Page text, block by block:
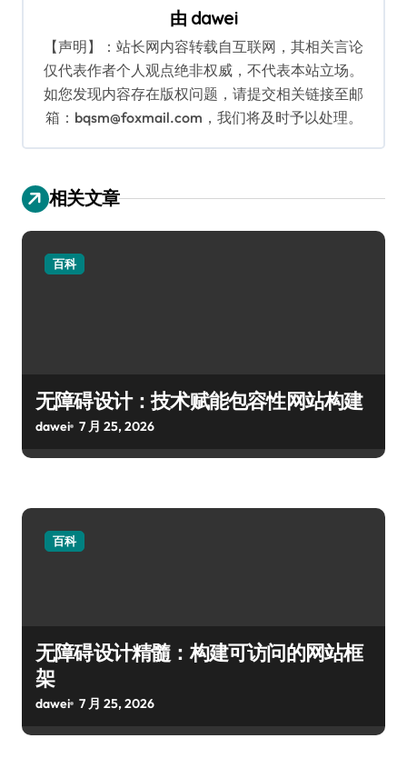
由 dawei
【声明】：站长网内容转载自互联网，其相关言论
仅代表作者个人观点绝非权威，不代表本站立场。
如您发现内容存在版权问题，请提交相关链接至邮
箱：bqsm@foxmail.com，我们将及时予以处理。
相关文章
百科
无障碍设计：技术赋能包容性网站构建
dawei 7 月 25, 2026
百科
无障碍设计精髓：构建可访问的网站框
架
dawei 7 月 25, 2026